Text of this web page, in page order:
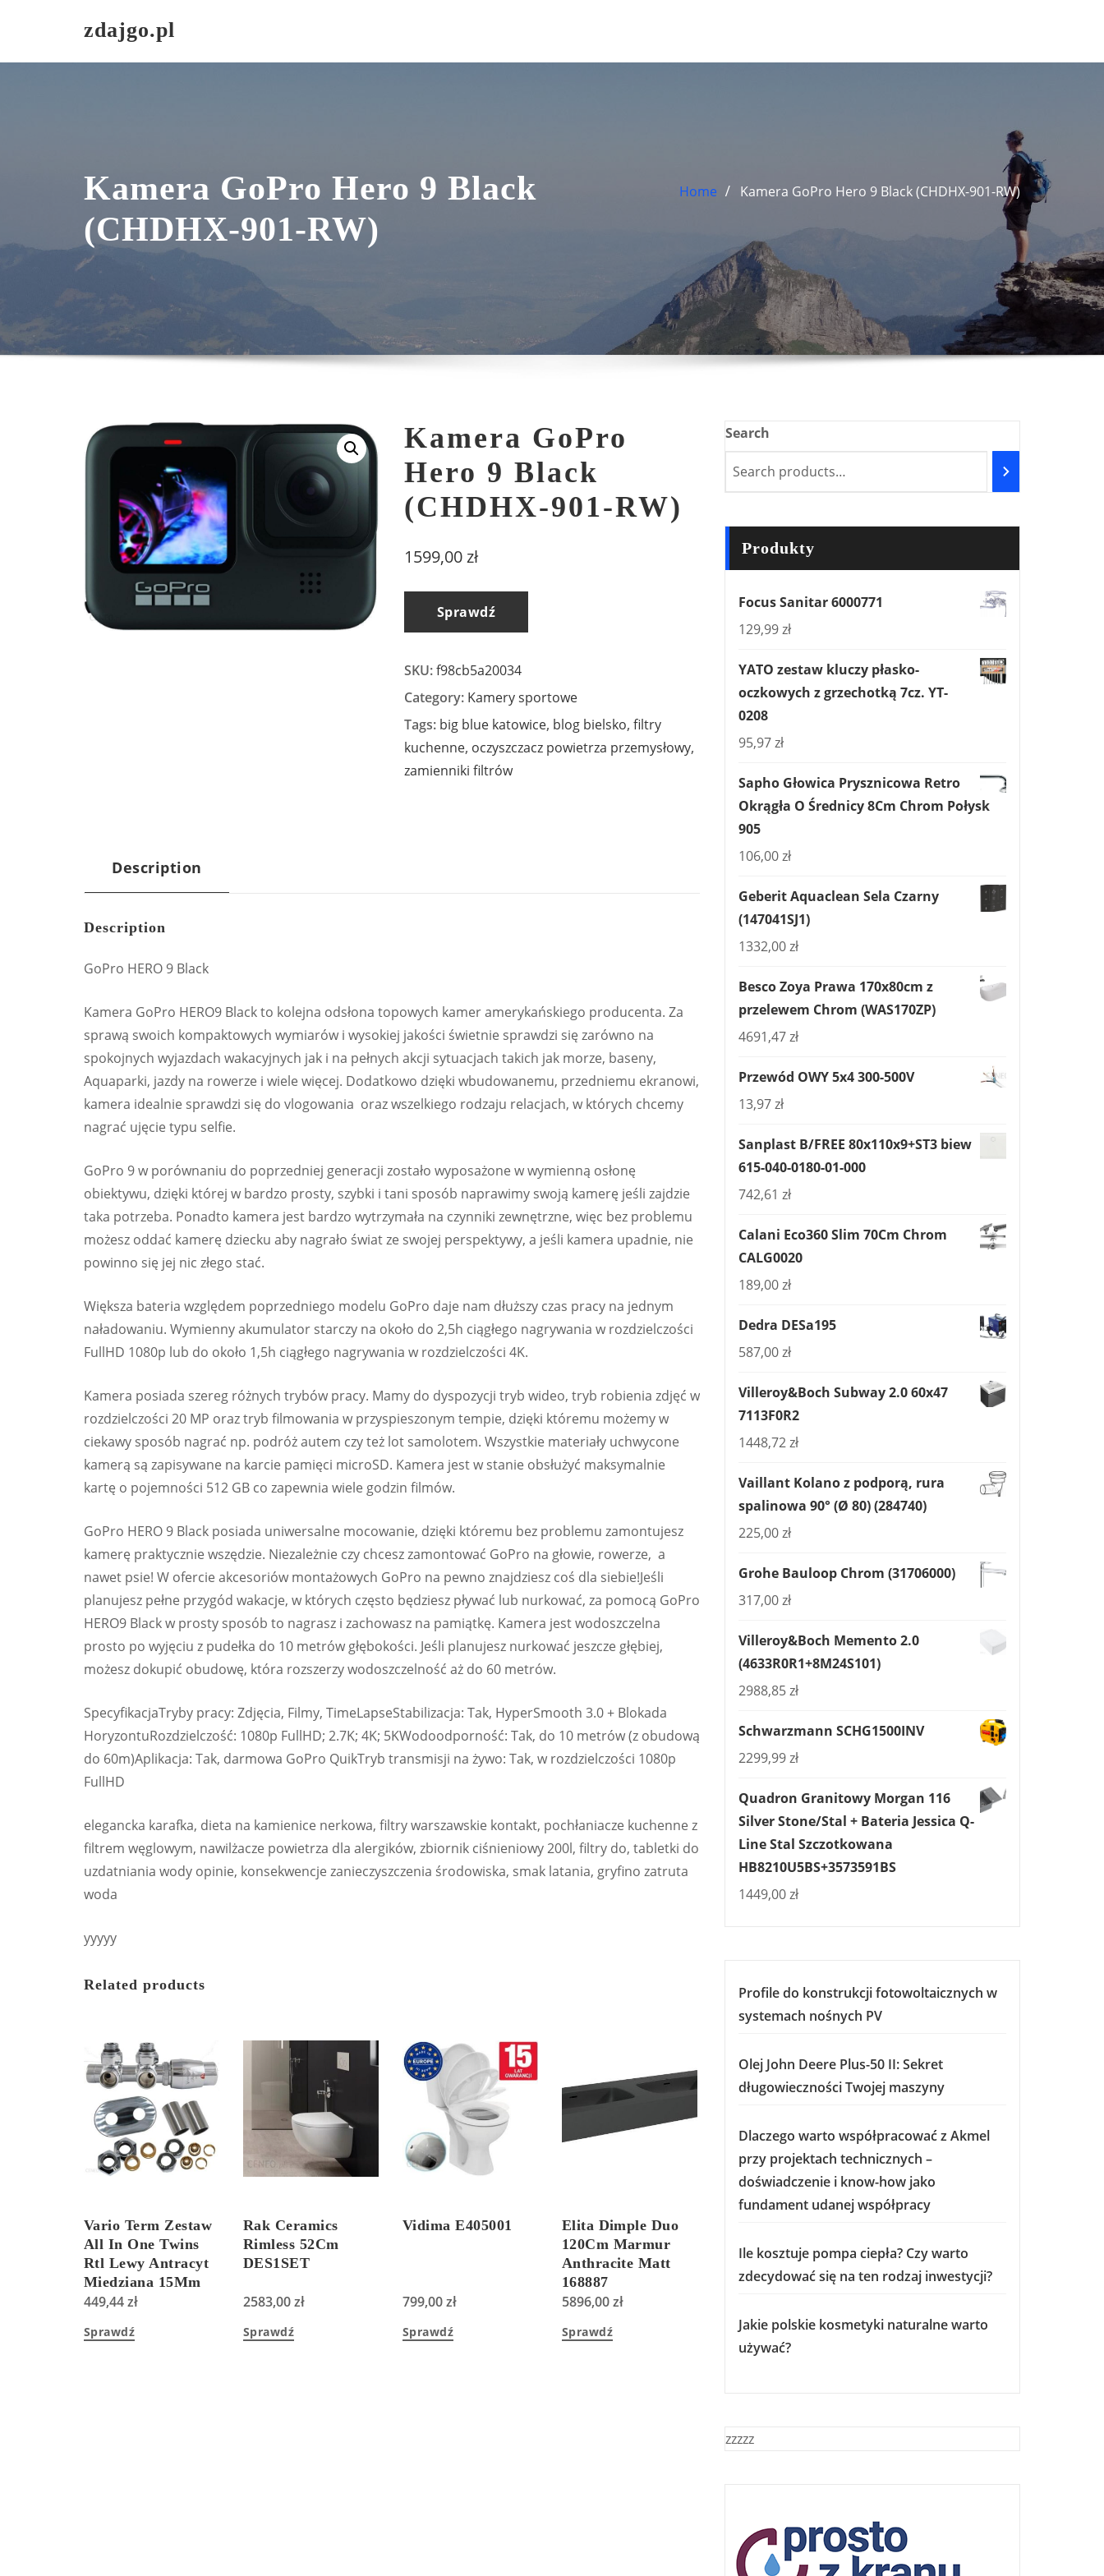
zdajgo.pl
Kamera GoPro Hero 9 Black
(CHDHX-901-RW)
Home Kamera GoPro Hero 9 Black (CHDHX-901-RW)
Kamera GoPro
Hero 9 Black
(CHDHX-901-RW)
1599,00zł
Sprawdź
SKU:f98cb5a20034
Category: Kamery sportowe
Tags: big blue katowice, blog bielsko, filtry
kuchenne, oczyszczacz powietrza przemysłowy,
zamienniki filtrów
Description
Description
GoPro HERO 9 Black
Kamera GoPro HERO9 Black to kolejna odsłona topowych kamer amerykańskiego producenta. Za
sprawą swoich kompaktowych wymiarów i wysokiej jakości świetnie sprawdzi się zarówno na
spokojnych wyjazdach wakacyjnych jak i na pełnych akcji sytuacjach takich jak morze, baseny,
Aquaparki, jazdy na rowerze i wiele więcej. Dodatkowo dzięki wbudowanemu, przedniemu ekranowi,
kamera idealnie sprawdzi się do vlogowania oraz wszelkiego rodzaju relacjach, w których chcemy
nagrać ujęcie typu selfie.
GoPro 9 w porównaniu do poprzedniej generacji zostało wyposażone w wymienną osłonę
obiektywu, dzięki której w bardzo prosty, szybki i tani sposób naprawimy swoją kamerę jeśli zajdzie
taka potrzeba. Ponadto kamera jest bardzo wytrzymała na czynniki zewnętrzne, więc bez problemu
możesz oddać kamerę dziecku aby nagrało świat ze swojej perspektywy, a jeśli kamera upadnie, nie
powinno się jej nic złego stać.
Większa bateria względem poprzedniego modelu GoPro daje nam dłuższy czas pracy na jednym
naładowaniu. Wymienny akumulator starczy na około do 2,5h ciągłego nagrywania w rozdzielczości
FullHD 1080p lub do około 1,5h ciągłego nagrywania w rozdzielczości 4K.
Kamera posiada szereg różnych trybów pracy. Mamy do dyspozycji tryb wideo, tryb robienia zdjęć w
rozdzielczości 20 MP oraz tryb filmowania w przyspieszonym tempie, dzięki któremu możemy w
ciekawy sposób nagrać np. podróż autem czy też lot samolotem. Wszystkie materiały uchwycone
kamerą są zapisywane na karcie pamięci microSD. Kamera jest w stanie obsłużyć maksymalnie
kartę o pojemności 512 GB co zapewnia wiele godzin filmów.
GoPro HERO 9 Black posiada uniwersalne mocowanie, dzięki któremu bez problemu zamontujesz
kamerę praktycznie wszędzie. Niezależnie czy chcesz zamontować GoPro na głowie, rowerze, a
nawet psie! W ofercie akcesoriów montażowych GoPro na pewno znajdziesz coś dla siebie!Jeśli
planujesz pełne przygód wakacje, w których często będziesz pływać lub nurkować, za pomocą GoPro
HERO9 Black w prosty sposób to nagrasz i zachowasz na pamiątkę. Kamera jest wodoszczelna
prosto po wyjęciu z pudełka do 10 metrów głębokości. Jeśli planujesz nurkować jeszcze głębiej,
możesz dokupić obudowę, która rozszerzy wodoszczelność aż do 60 metrów.
SpecyfikacjaTryby pracy: Zdjęcia, Filmy, TimeLapseStabilizacja: Tak, HyperSmooth 3.0 + Blokada
HoryzontuRozdzielczość: 1080p FullHD; 2.7K; 4K; 5KWodoodporność: Tak, do 10 metrów (z obudową
do 60m)Aplikacja: Tak, darmowa GoPro QuikTryb transmisji na żywo: Tak, w rozdzielczości 1080p
FullHD
elegancka karafka, dieta na kamienice nerkowa, filtry warszawskie kontakt, pochłaniacze kuchenne z
filtrem węglowym, nawilżacze powietrza dla alergików, zbiornik ciśnieniowy 200l, filtry do, tabletki do
uzdatniania wody opinie, konsekwencje zanieczyszczenia środowiska, smak latania, gryfino zatruta
woda
yyyyy
Related products
Vario Term Zestaw
All In One Twins
Rtl Lewy Antracyt
Miedziana 15Mm
449,44zł
Sprawdź
Rak Ceramics
Rimless 52Cm
DES1SET
2583,00zł
Sprawdź
Vidima E405001
799,00zł
Sprawdź
Elita Dimple Duo
120Cm Marmur
Anthracite Matt
168887
5896,00zł
Sprawdź
Search
Produkty
Focus Sanitar 6000771
129,99zł
YATO zestaw kluczy płasko-
oczkowych z grzechotką 7cz. YT-
0208
95,97zł
Sapho Głowica Prysznicowa Retro
Okrągła O Średnicy 8Cm Chrom Połysk
905
106,00zł
Geberit Aquaclean Sela Czarny
(147041SJ1)
1332,00zł
Besco Zoya Prawa 170x80cm z
przelewem Chrom (WAS170ZP)
4691,47zł
Przewód OWY 5x4 300-500V
13,97zł
Sanplast B/FREE 80x110x9+ST3 biew
615-040-0180-01-000
742,61 zł
Calani Eco360 Slim 70Cm Chrom
CALG0020
189,00zł
Dedra DESa195
587,00zł
Villeroy&Boch Subway 2.0 60x47
7113F0R2
1448,72zł
Vaillant Kolano z podporą, rura
spalinowa 90° (Ø 80) (284740)
225,00zł
Grohe Bauloop Chrom (31706000)
317,00zł
Villeroy&Boch Memento 2.0
(4633R0R1+8M24S101)
2988,85zł
Schwarzmann SCHG1500INV
2299,99zł
Quadron Granitowy Morgan 116
Silver Stone/Stal + Bateria Jessica Q-
Line Stal Szczotkowana
HB8210U5BS+3573591BS
1449,00zł
Profile do konstrukcji fotowoltaicznych w
systemach nośnych PV
Olej John Deere Plus-50 II: Sekret
długowieczności Twojej maszyny
Dlaczego warto współpracować z Akmel
przy projektach technicznych –
doświadczenie i know-how jako
fundament udanej współpracy
Ile kosztuje pompa ciepła? Czy warto
zdecydować się na ten rodzaj inwestycji?
Jakie polskie kosmetyki naturalne warto
używać?
zzzzz